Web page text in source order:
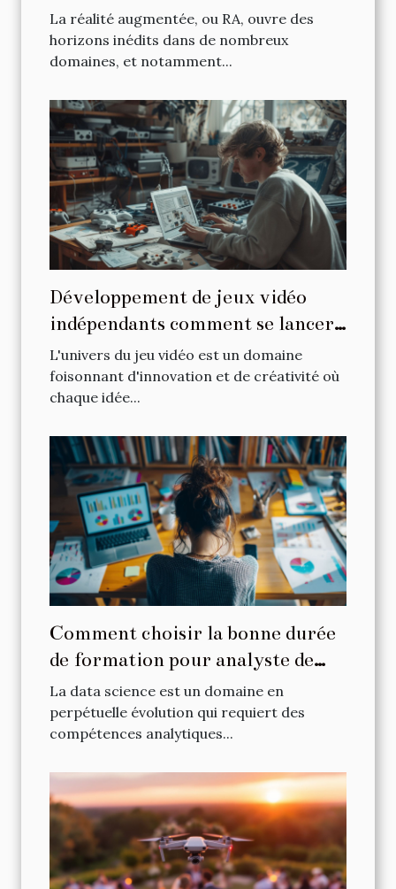
professionnelle
La réalité augmentée, ou RA, ouvre des
horizons inédits dans de nombreux
domaines, et notamment...
Développement de jeux vidéo
indépendants comment se lancer
avec un petit budget
L'univers du jeu vidéo est un domaine
foisonnant d'innovation et de créativité où
chaque idée...
Comment choisir la bonne durée
de formation pour analyste de
données
La data science est un domaine en
perpétuelle évolution qui requiert des
compétences analytiques...